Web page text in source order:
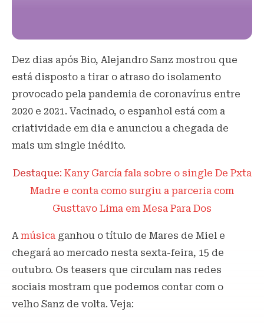
Dez dias após Bio, Alejandro Sanz mostrou que
está disposto a tirar o atraso do isolamento
provocado pela pandemia de coronavírus entre
2020 e 2021. Vacinado, o espanhol está com a
criatividade em dia e anunciou a chegada de
mais um single inédito.
Destaque: Kany García fala sobre o single De Pxta
Madre e conta como surgiu a parceria com
Gusttavo Lima em Mesa Para Dos
Amúsica ganhou o título de Mares de Miel e
chegará ao mercado nesta sexta-feira, 15 de
outubro. Os teasers que circulam nas redes
sociais mostram que podemos contar com o
velho Sanz de volta. Veja: